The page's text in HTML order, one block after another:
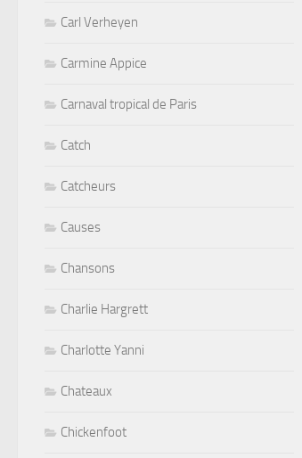
Carl Verheyen
Carmine Appice
Carnaval tropical de Paris
Catch
Catcheurs
Causes
Chansons
Charlie Hargrett
Charlotte Yanni
Chateaux
Chickenfoot